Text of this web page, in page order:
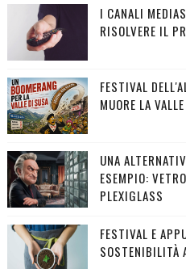
I CANALI
RISOLVERE IL
FESTIVAL
MUORE LA
UNA
ESEMPIO:
PLEXIGLASS
FESTIVAL E
SOSTENIBILITÀ